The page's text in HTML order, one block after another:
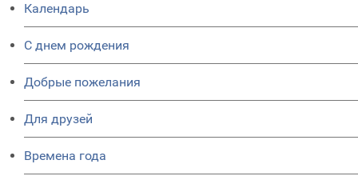
Календарь
C днем рождения
Добрые пожелания
Для друзей
Времена года